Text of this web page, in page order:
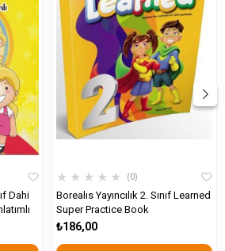
Dahi
★ ★ ★ ★ ★ 0
Borealıs Yayıncılık 2. Sınıf Learned
Super Practice Book
₺186,00